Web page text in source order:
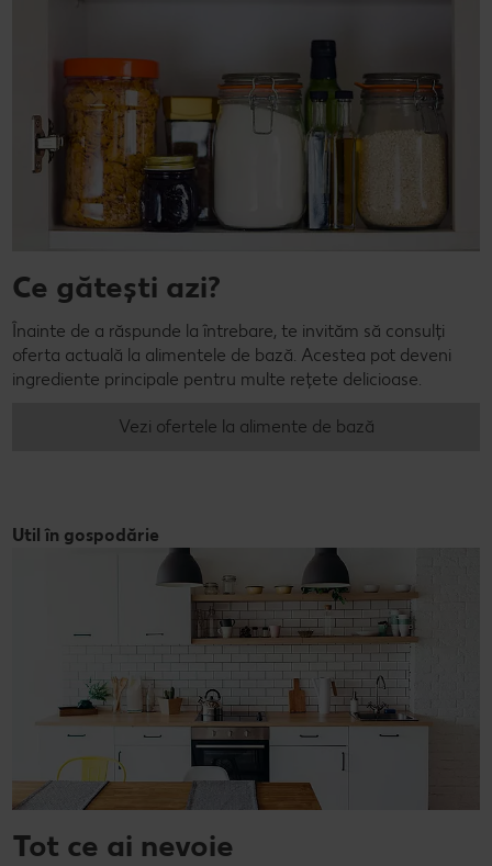
Ce gătești azi?
Înainte de a răspunde la întrebare, te invităm să consulți
oferta actuală la alimentele de bază. Acestea pot deveni
ingrediente principale pentru multe rețete delicioase.
Vezi ofertele la alimente de bază
Util în gospodărie
Tot ce ai nevoie